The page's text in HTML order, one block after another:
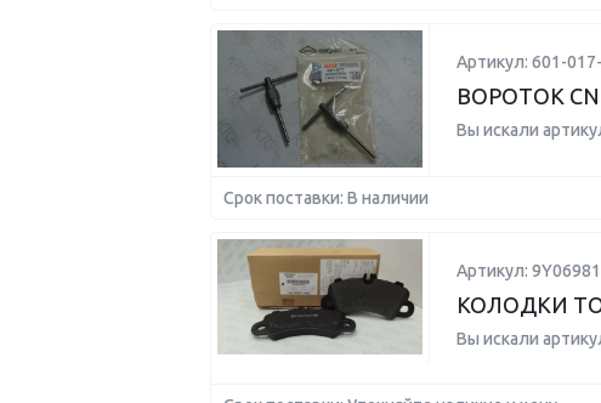
Артикул: 601-017-
ВОРОТОК
Вы искали
Срок поставки: В наличии
Артикул:
КОЛОДКИ
Вы искали